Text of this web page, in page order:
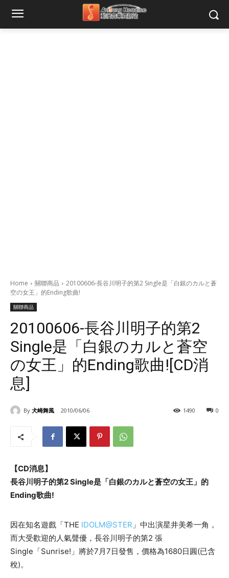
Home 關聯商品
20100606-長谷川明子的第2 Single是「白銀のカルと蒼
空の女王」的Ending歌曲!
關聯商品
20100606-長谷川明子的第2
Single是「白銀のカルと蒼空
の女王」的Ending歌曲![CD消
息]
By 犬崎舞風 2010/06/06 0
1490
【CD消息】
長谷川明子的第2 Single是「白銀のカルと蒼空の女王」的
Ending歌曲!
因在知名遊戲「THE IDOLM@STER 」中出演星井美希一角，
而大受歡迎的人氣聲優，長谷川明子的第2 張
Single「Sunrise!」將於7月7日發售，價格為1680日圓(已含
稅)。